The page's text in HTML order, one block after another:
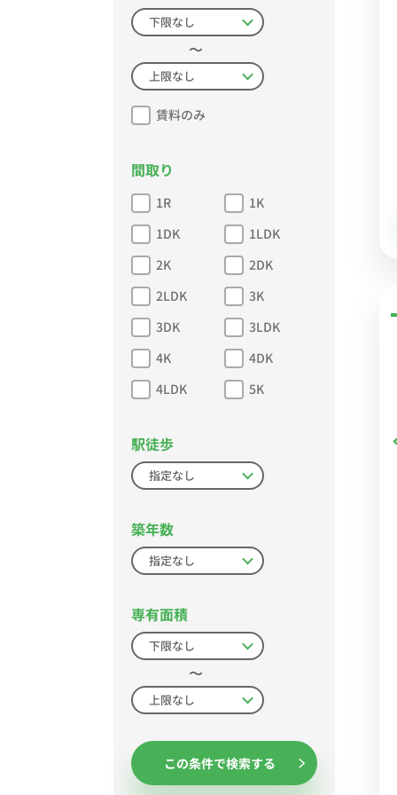
〜
賃料のみ
間取り
1R
1K
1DK
1LDK
2K
2DK
2LDK
3K
3DK
3LDK
4K
4DK
4LDK
5K
駅徒歩
築年数
専有面積
〜
この条件で検索する